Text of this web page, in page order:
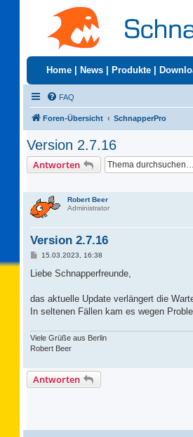
Home News Produkte
FAQ
Foren-Übersicht SchnapperPro
Version 2.7.16
Antworten
Robert Beer
Administrator
Version 2.7.16
B
i
a
15.03.2023, 16:38
Liebe Schnapperfreunde,
das aktuelle Update verlängert die
In seltenen Fällen kam es wegen
Viele Grüße aus Berlin
Robert Beer
Antworten